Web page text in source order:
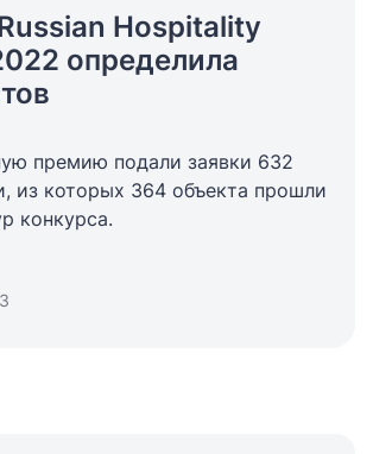
Hospitality
определила
премию подали заявки 632
из которых 364 объекта прошли
конкурса.